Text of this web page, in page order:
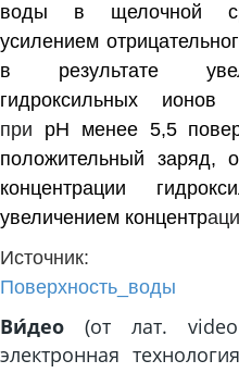
воды в щелочной
усилением
в результате
гидроксильных ионов
при
рН
менее 5,5
положительный заряд,
концентрации
увеличением концентр
Источник:
Поверхность_воды
Ви́део (от лат.
электронная